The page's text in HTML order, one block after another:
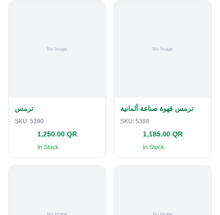
ترمس
SKU: 5390
1,250.00 QR
In Stock
ترمس قهوة صناعة ألمانية
SKU: 5388
1,185.00 QR
In Stock